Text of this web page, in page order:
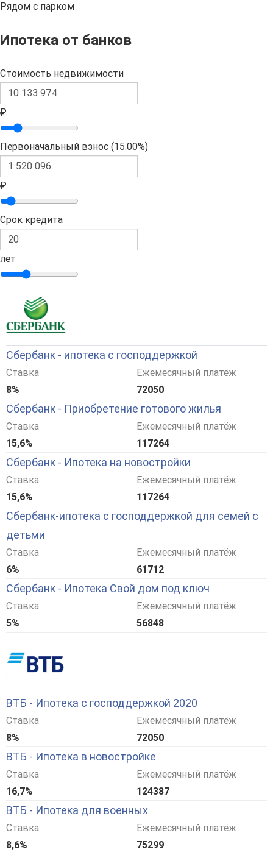
Рядом с парком
Ипотека от банков
Стоимость недвижимости
₽
Первоначальный взнос (15.00%)
₽
Срок кредита
лет
Сбербанк - ипотека с господдержкой
Ставка
8%
Ежемесячный платёж
72050
Сбербанк - Приобретение готового жилья
Ставка
15,6%
Ежемесячный платёж
117264
Сбербанк - Ипотека на новостройки
Ставка
15,6%
Ежемесячный платёж
117264
Сбербанк-ипотека с господдержкой для семей с
детьми
Ставка
6%
Ежемесячный платёж
61712
Сбербанк - Ипотека Свой дом под ключ
Ставка
5%
Ежемесячный платёж
56848
ВТБ - Ипотека с господдержкой 2020
Ставка
8%
Ежемесячный платёж
72050
ВТБ - Ипотека в новостройке
Ставка
16,7%
Ежемесячный платёж
124387
ВТБ - Ипотека для военных
Ставка
8,6%
Ежемесячный платёж
75299